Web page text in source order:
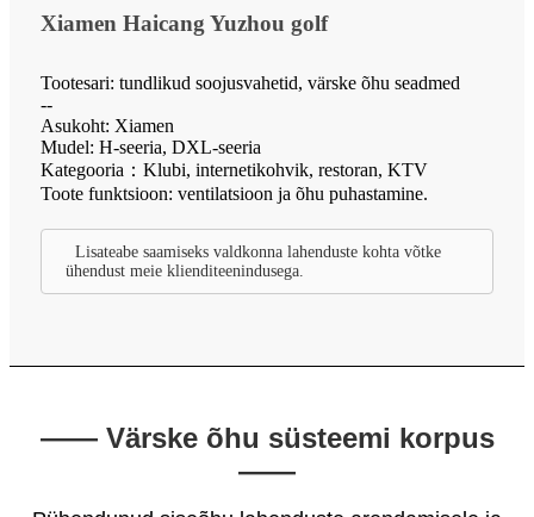
Xiamen Haicang Yuzhou golf
Tootesari: tundlikud soojusvahetid, värske õhu seadmed
--
Asukoht: Xiamen
Mudel: H-seeria, DXL-seeria
Kategooria：Klubi, internetikohvik, restoran, KTV
Toote funktsioon: ventilatsioon ja õhu puhastamine.
Lisateabe saamiseks valdkonna lahenduste kohta võtke
ühendust meie klienditeenindusega.
—— Värske õhu süsteemi korpus
——